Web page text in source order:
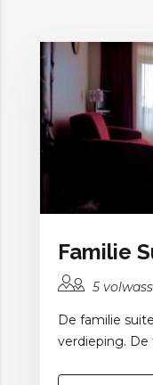
Familie
5
De familie
verdieping. De